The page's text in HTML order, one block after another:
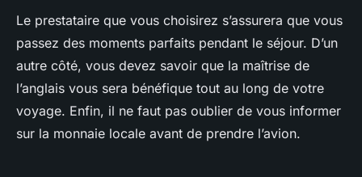
Le prestataire que vous choisirez s’assurera que vous
passez des moments parfaits pendant le séjour. D’un
autre côté, vous devez savoir que la maîtrise de
l’anglais vous sera bénéfique tout au long de votre
voyage. Enfin, il ne faut pas oublier de vous informer
sur la monnaie locale avant de prendre l’avion.